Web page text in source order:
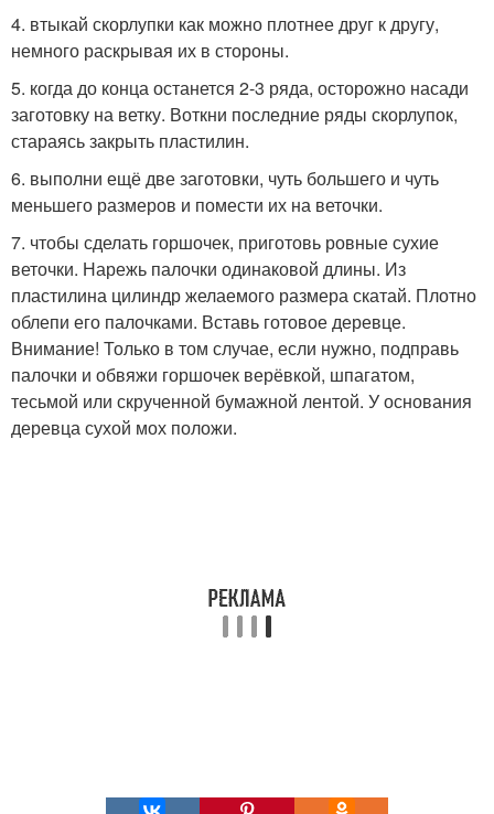
4. втыкай скорлупки как можно плотнее друг к другу,
немного раскрывая их в стороны.
5. когда до конца останется 2-3 ряда, осторожно насади
заготовку на ветку. Воткни последние ряды скорлупок,
стараясь закрыть пластилин.
6. выполни ещё две заготовки, чуть большего и чуть
меньшего размеров и помести их на веточки.
7. чтобы сделать горшочек, приготовь ровные сухие
веточки. Нарежь палочки одинаковой длины. Из
пластилина цилиндр желаемого размера скатай. Плотно
облепи его палочками. Вставь готовое деревце.
Внимание! Только в том случае, если нужно, подправь
палочки и обвяжи горшочек верёвкой, шпагатом,
тесьмой или скрученной бумажной лентой. У основания
деревца сухой мох положи.